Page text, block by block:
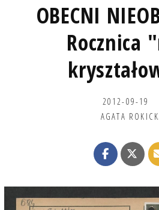
OBECNI
Rocznica
2012-09-19
AGATA